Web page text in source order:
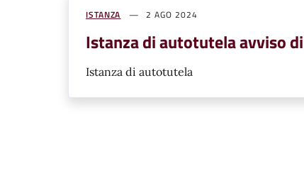
ISTANZA 2 AGO 2024
Istanza di autotutela avviso
Istanza di autotutela